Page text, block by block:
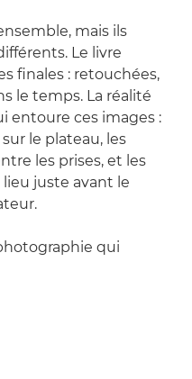
mais ils
Le livre
finales : retouchées,
le temps. La réalité
entoure ces images :
le plateau, les
les prises, et les
juste avant le
qui